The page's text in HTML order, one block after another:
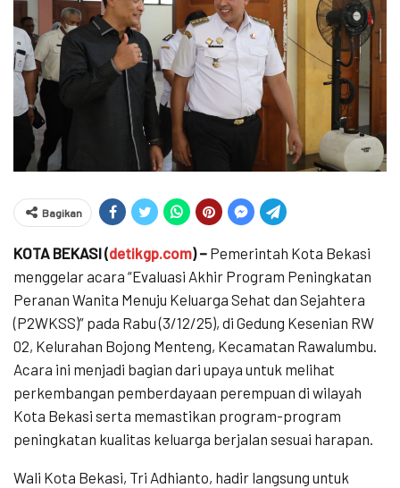
Bagikan
KOTA BEKASI (detikgp.com) – Pemerintah Kota Bekasi
menggelar acara “Evaluasi Akhir Program Peningkatan
Peranan Wanita Menuju Keluarga Sehat dan Sejahtera
(P2WKSS)” pada Rabu (3/12/25), di Gedung Kesenian RW
02, Kelurahan Bojong Menteng, Kecamatan Rawalumbu.
Acara ini menjadi bagian dari upaya untuk melihat
perkembangan pemberdayaan perempuan di wilayah
Kota Bekasi serta memastikan program-program
peningkatan kualitas keluarga berjalan sesuai harapan.
Wali Kota Bekasi, Tri Adhianto, hadir langsung untuk